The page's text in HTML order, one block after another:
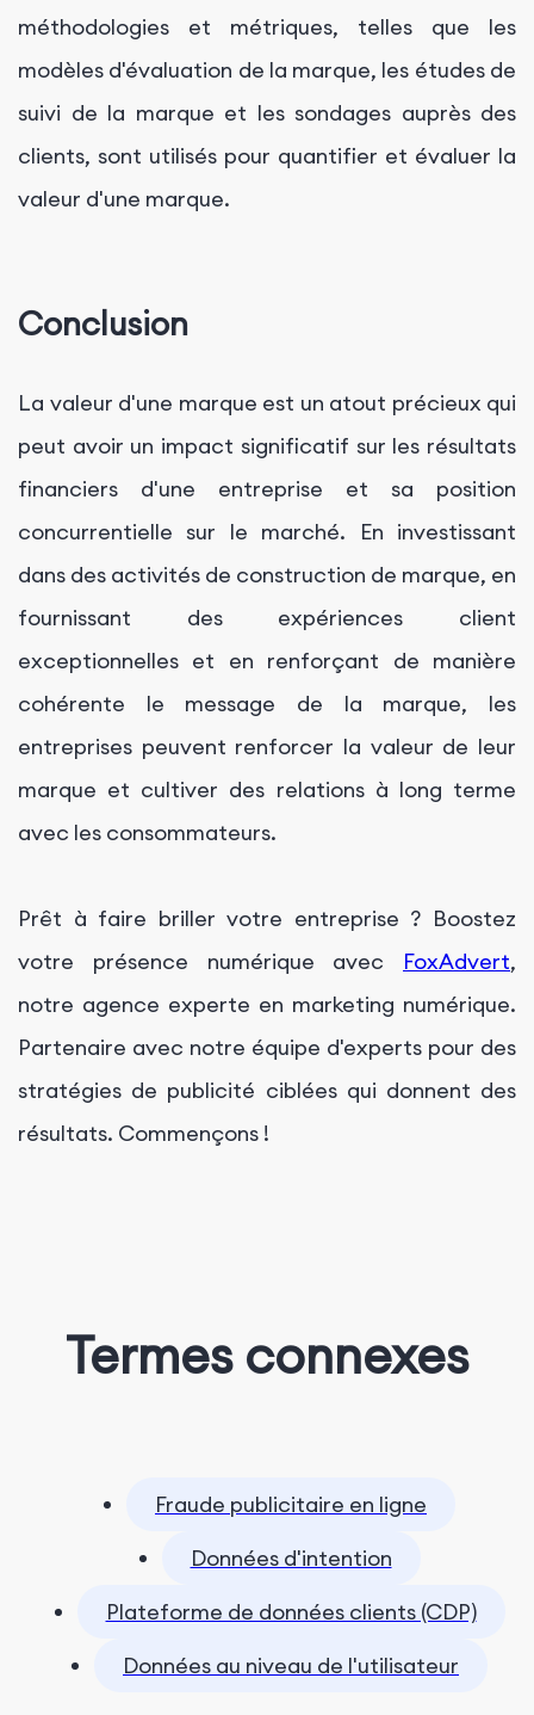
méthodologies et métriques, telles que les
modèles d'évaluation de la marque, les études de
suivi de la marque et les sondages auprès des
clients, sont utilisés pour quantifier et évaluer la
valeur d'une marque.
Conclusion
La valeur d'une marque est un atout précieux qui
peut avoir un impact significatif sur les résultats
financiers d'une entreprise et sa position
concurrentielle sur le marché. En investissant
dans des activités de construction de marque, en
fournissant des expériences client
exceptionnelles et en renforçant de manière
cohérente le message de la marque, les
entreprises peuvent renforcer la valeur de leur
marque et cultiver des relations à long terme
avec les consommateurs.
Prêt à faire briller votre entreprise ? Boostez
votre présence numérique avec FoxAdvert,
notre agence experte en marketing numérique.
Partenaire avec notre équipe d'experts pour des
stratégies de publicité ciblées qui donnent des
résultats. Commençons !
Termes connexes
Fraude publicitaire en ligne
Données d'intention
Plateforme de données clients (CDP)
Données au niveau de l'utilisateur